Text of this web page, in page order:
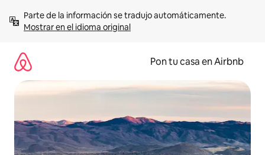
contenidoMostrar en el idioma original
Pon tu casa en Airbnb